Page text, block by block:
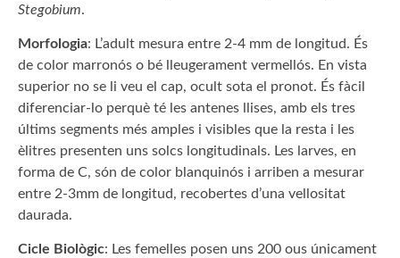
Stegobium.
Morfologia: L’adult mesura entre 2-4 mm de longitud. És
de color marronós o bé lleugerament vermellós. En vista
superior no se li veu el cap, ocult sota el pronot. És fàcil
diferenciar-lo perquè té les antenes llises, amb els tres
últims segments més amples i visibles que la resta i les
èlitres presenten uns solcs longitudinals. Les larves, en
forma de C, són de color blanquinós i arriben a mesurar
entre 2-3mm de longitud, recobertes d’una vellositat
daurada.
Cicle Biològic: Les femelles posen uns 200 ous únicament